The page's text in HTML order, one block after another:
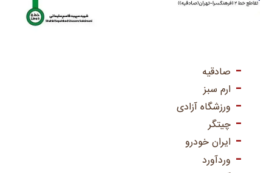
صادقیه
ارم سبز
ورزشگاه آزادی
چیتگر
ایران خودرو
وردآورد